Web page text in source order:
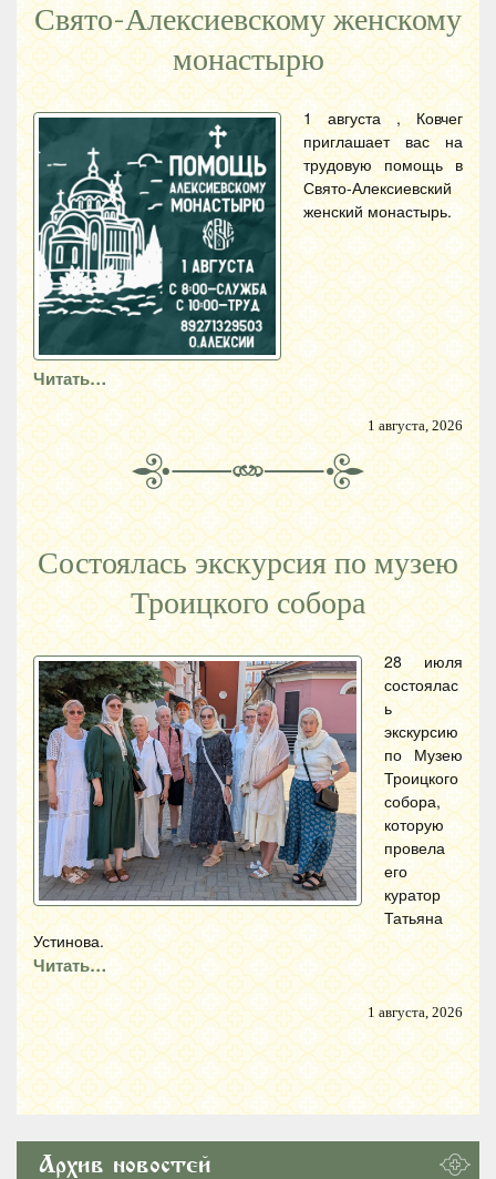
Свято-Алексиевскому женскому
монастырю
1 августа , Ковчег
приглашает вас на
трудовую помощь в
Свято-Алексиевский
женский монастырь.
Читать…
1 августа, 2026
Состоялась экскурсия по музею
Троицкого собора
28 июля
состоялас
ь
экскурсию
по Музею
Троицкого
собора,
которую
провела
его
куратор
Татьяна
Устинова.
Читать…
1 августа, 2026
Архив новостей